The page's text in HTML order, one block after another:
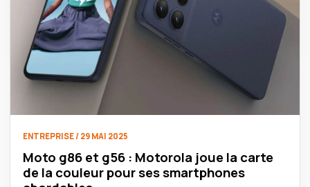
ENTREPRISE / 29 MAI 2025
Moto g86 et g56 : Motorola joue la carte
de la couleur pour ses smartphones